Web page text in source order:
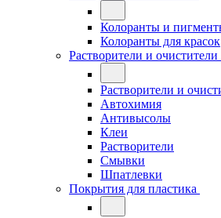
Колоранты и
Колоранты для красок
Растворители и очистители
Растворители и
Автохимия
Антивысолы
Клеи
Растворители
Смывки
Шпатлевки
Покрытия для пластика